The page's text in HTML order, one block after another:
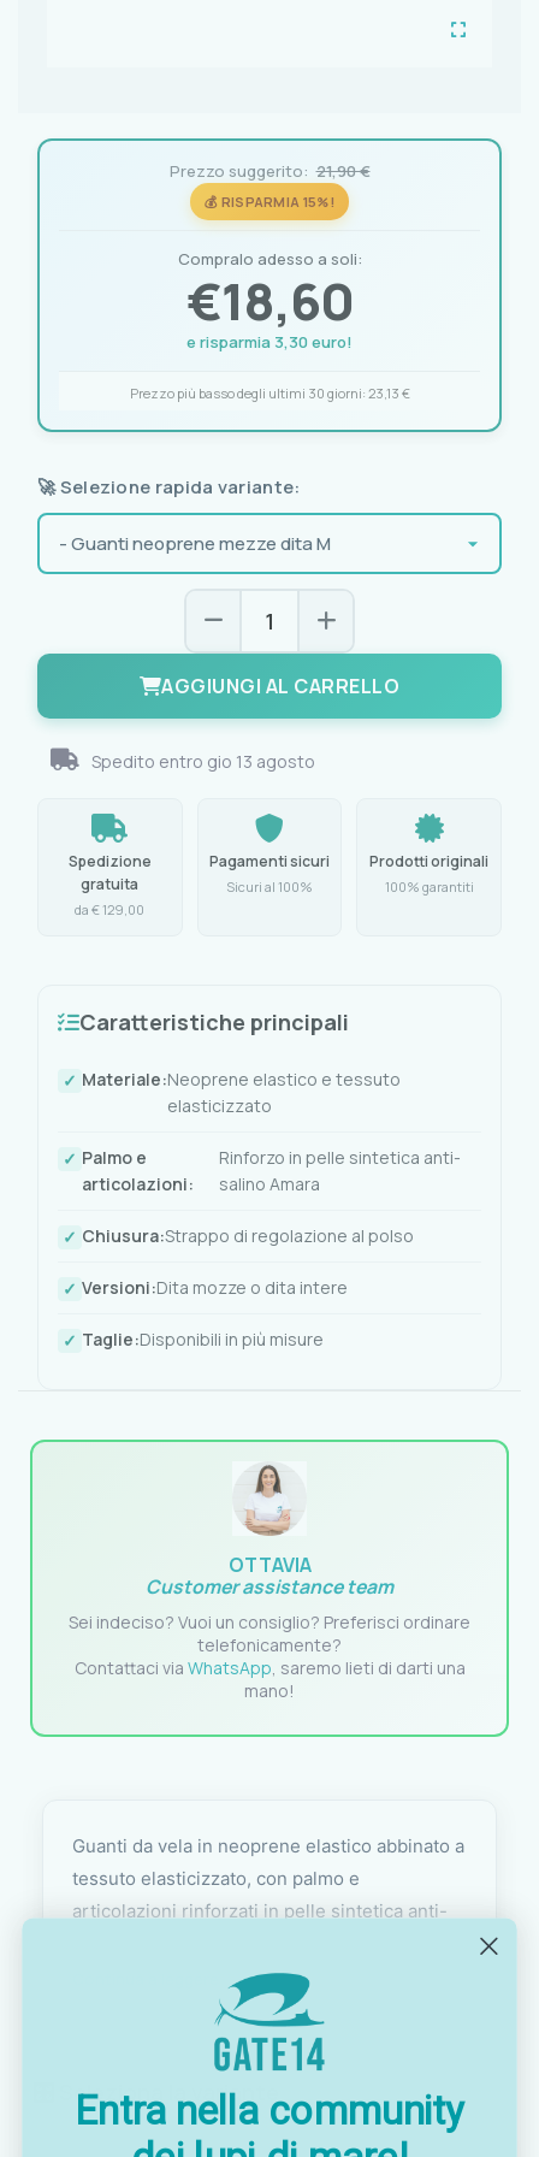
Prezzo suggerito: 21,90 €
💰 RISPARMIA 15%!
Compralo adesso a soli:
€18,60
e risparmia 3,30 euro!
Prezzo più basso degli ultimi 30 giorni: 23,13 €
🚀 Selezione rapida variante:
AGGIUNGI AL CARRELLO
Spedito entro gio 13 agosto
Spedizione
gratuita
da € 129,00
Pagamenti sicuri
Sicuri al 100%
Prodotti originali
100% garantiti
Caratteristiche principali
Materiale:Neoprene elastico e tessuto
elasticizzato
Palmo e
articolazioni:
Rinforzo in pelle sintetica anti-
salino Amara
Chiusura:Strappo di regolazione al polso
Versioni:Dita mozze o dita intere
Taglie:Disponibili in più misure
OTTAVIA
Customer assistance team
Sei indeciso? Vuoi un consiglio? Preferisci ordinare
telefonicamente?
Contattaci via WhatsApp, saremo lieti di darti una
mano!
Guanti da vela in neoprene elastico abbinato a
tessuto elasticizzato, con palmo e
articolazioni rinforzati in pelle sintetica anti-
consente una regolazione rapida e sicura,
mentre i materiali scelti garantiscono
resistenza all'acqua salata e all'usura da
Disponibili in due versioni — dita mozze e dita
→
🎛️ Seleziona la variante
Entra nella community